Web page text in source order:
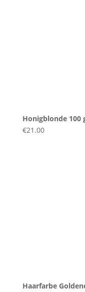
Honigblonde 100
€21.00
Haarfarbe